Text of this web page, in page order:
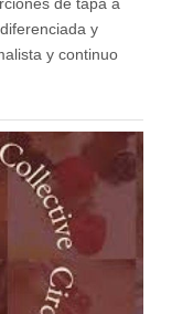
y
y continuo